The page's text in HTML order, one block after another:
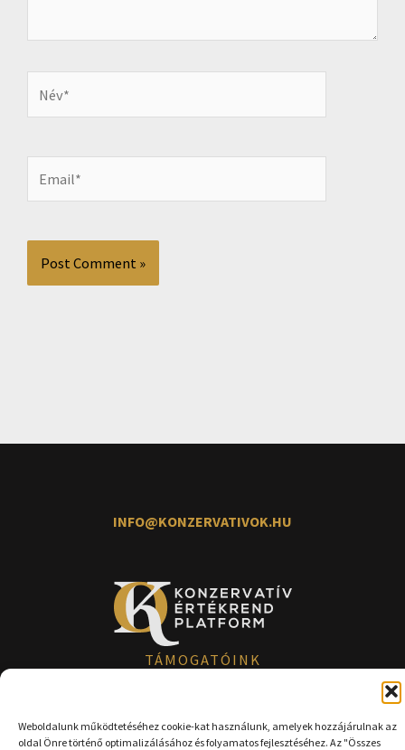
Weboldalunk működtetéséhez cookie-kat használunk, amelyek hozzájárulnak az
oldal Önre történő optimalizálásához és folyamatos fejlesztéséhez. Az "Összes
INFO@KONZERVATIVOK.HU
TÁMOGATÓINK